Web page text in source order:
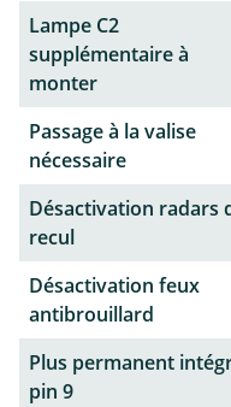
Lampe C2
supplémentaire à
monter
Passage à la valise
nécessaire
Désactivation radars
recul
Désactivation feux
antibrouillard
Plus permanent
pin 9